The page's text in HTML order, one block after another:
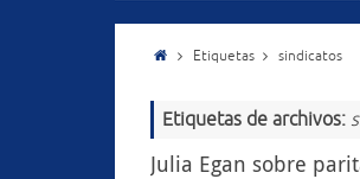
Etiquetas sindicatos
Etiquetas de archivos:
Julia Egan sobre